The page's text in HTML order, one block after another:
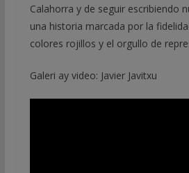
Calahorra y de seguir escribiendo
una historia marcada por la
colores rojillos y el orgullo de
Galeri ay video: Javier Javitxu